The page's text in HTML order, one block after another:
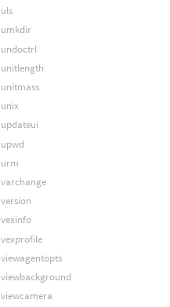
uls
umkdir
undoctrl
unitlength
unitmass
unix
updateui
upwd
urm
varchange
version
vexinfo
vexprofile
viewagentopts
viewbackground
viewcamera